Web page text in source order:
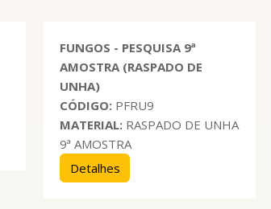
FUNGOS - PESQUISA 9ª
AMOSTRA (RASPADO DE
UNHA)
CÓDIGO: PFRU9
MATERIAL: RASPADO DE UNHA
9ª AMOSTRA
Detalhes